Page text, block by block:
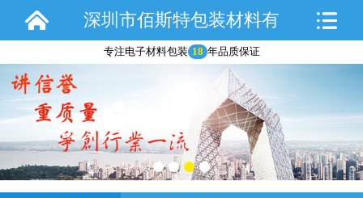
深圳市佰斯特包装材料有
限公司
专注电子材料包装 18 年品质保证